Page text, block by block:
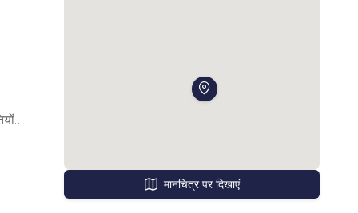
मानचित्र पर दिखाएं